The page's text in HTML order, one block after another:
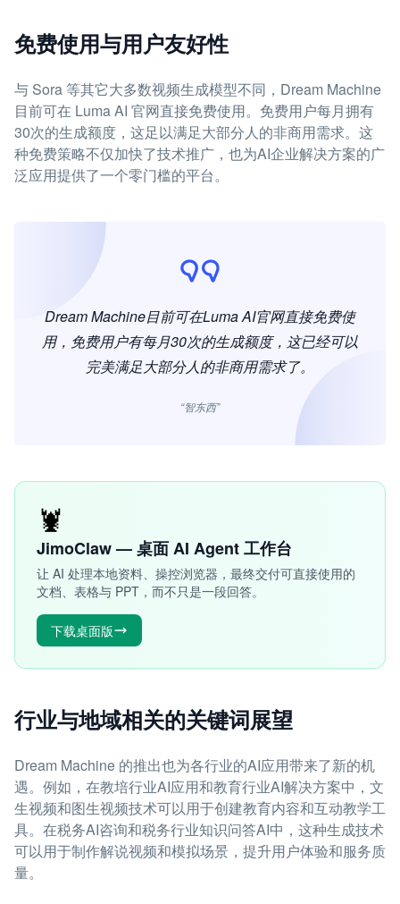
免费使用与用户友好性
与 Sora 等其它大多数视频生成模型不同，Dream Machine
目前可在 Luma AI 官网直接免费使用。免费用户每月拥有
30次的生成额度，这足以满足大部分人的非商用需求。这
种免费策略不仅加快了技术推广，也为AI企业解决方案的广
泛应用提供了一个零门槛的平台。
Dream Machine目前可在Luma AI官网直接免费使
用，免费用户有每月30次的生成额度，这已经可以
完美满足大部分人的非商用需求了。
“智东西”
🦞
JimoClaw — 桌面 AI Agent 工作台
让 AI 处理本地资料、操控浏览器，最终交付可直接使用的
文档、表格与 PPT，而不只是一段回答。
下载桌面版
行业与地域相关的关键词展望
Dream Machine 的推出也为各行业的AI应用带来了新的机
遇。例如，在教培行业AI应用和教育行业AI解决方案中，文
生视频和图生视频技术可以用于创建教育内容和互动教学工
具。在税务AI咨询和税务行业知识问答AI中，这种生成技术
可以用于制作解说视频和模拟场景，提升用户体验和服务质
量。